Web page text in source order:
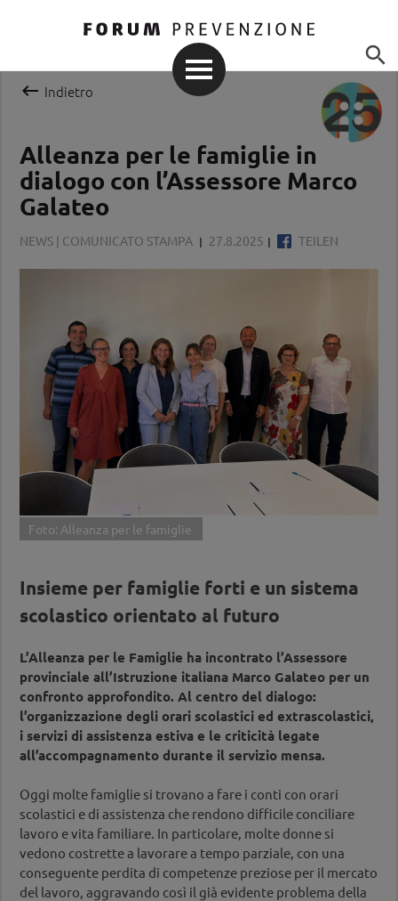

 Indietro
Alleanza per le famiglie in
dialogo con l’Assessore Marco
Galateo
NEWS | COMUNICATO STAMPA 27.8.2025 TEILEN
Foto: Alleanza per le famiglie
Insieme per famiglie forti e un sistema
scolastico orientato al futuro
L’Alleanza per le Famiglie ha incontrato l’Assessore
provinciale all’Istruzione italiana Marco Galateo per un
confronto approfondito. Al centro del dialogo:
l’organizzazione degli orari scolastici ed extrascolastici,
i servizi di assistenza estiva e le criticità legate
all’accompagnamento durante il servizio mensa.
Oggi molte famiglie si trovano a fare i conti con orari
scolastici e di assistenza che rendono difficile conciliare
lavoro e vita familiare. In particolare, molte donne si
vedono costrette a lavorare a tempo parziale, con una
conseguente perdita di competenze preziose per il mercato
del lavoro, aggravando così il già evidente problema della